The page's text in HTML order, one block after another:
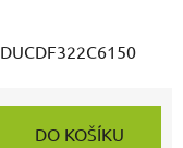
DUCDF322C6150
DO KOŠÍKU